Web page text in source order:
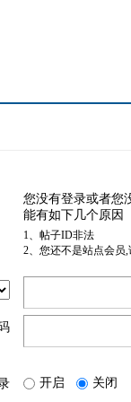
您没有登录或者您
能有如下几个原因
1、帖子ID非法
2、您还不是站点会员
开启 关闭